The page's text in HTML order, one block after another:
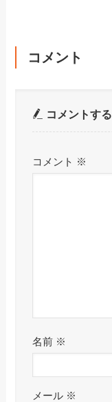
コメント
コメントする
コメント ※
名前 ※
メール ※